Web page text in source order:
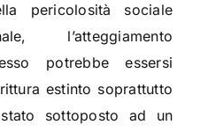
pericolosità sociale
l’atteggiamento
potrebbe essersi
estinto soprattutto
sottoposto ad un